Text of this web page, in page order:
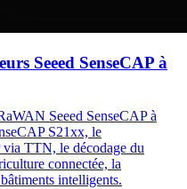
Seeed SenseCAP à
Seeed SenseCAP à
S21xx, le
TTN, le décodage du
connectée, la
intelligents.